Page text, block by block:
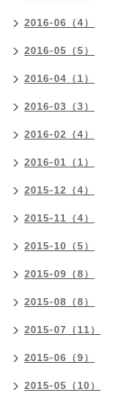
2016-06（4）
2016-05（5）
2016-04（1）
2016-03（3）
2016-02（4）
2016-01（1）
2015-12（4）
2015-11（4）
2015-10（5）
2015-09（8）
2015-08（8）
2015-07（11）
2015-06（9）
2015-05（10）